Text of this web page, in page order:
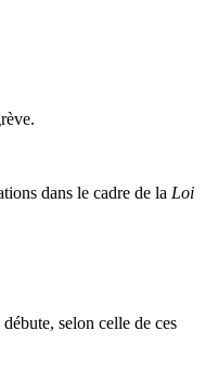
dans le cadre de la Loi
selon celle de ces